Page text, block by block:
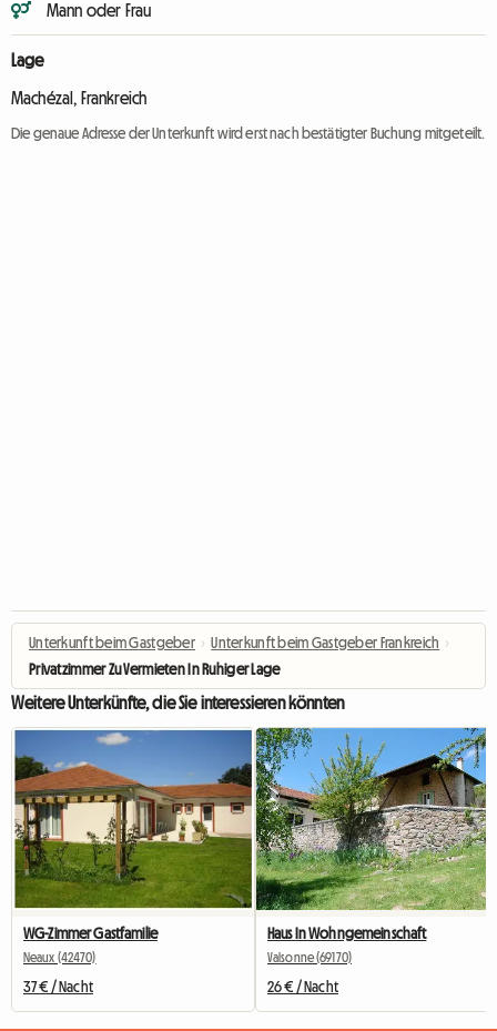
Mann oder Frau
Lage
Machézal, Frankreich
Die genaue Adresse der Unterkunft wird erst nach bestätigter Buchung mitgeteilt.
Unterkunft beim Gastgeber › Unterkunft beim Gastgeber Frankreich ›
Privatzimmer Zu Vermieten In Ruhiger Lage
Weitere Unterkünfte, die Sie interessieren könnten
WG-Zimmer Gastfamilie
Neaux (42470)
37 € / Nacht
Haus In Wohngemeinschaft
Valsonne (69170)
26 € / Nacht